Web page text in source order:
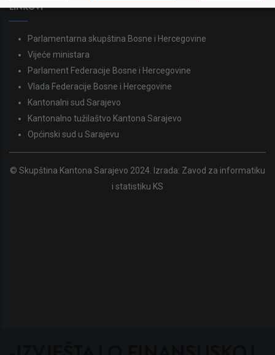
LINKOVI
Parlamentarna skupština Bosne i Hercegovine
Vijeće ministara
Parlament Federacije Bosne i Hercegovine
Vlada Federacije Bosne i Hercegovine
Kantonalni sud Sarajevo
Kantonalno tužilaštvo Kantona Sarajevo
Općinski sud u Sarajevu
© Skupština Kantona Sarajevo 2024. Izrada: Zavod za informatiku
i statistiku KS